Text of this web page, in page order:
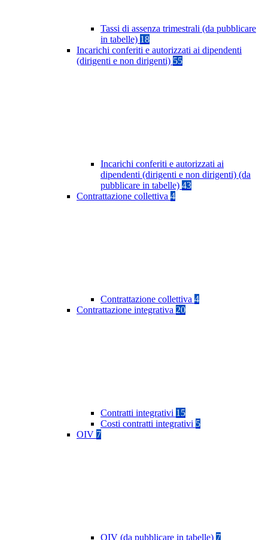
Tassi di assenza trimestrali (da pubblicare
in tabelle) 18
Incarichi conferiti e autorizzati ai dipendenti
(dirigenti e non dirigenti) 55
Incarichi conferiti e autorizzati ai
dipendenti (dirigenti e non dirigenti) (da
pubblicare in tabelle) 43
Contrattazione collettiva 4
Contrattazione collettiva 4
Contrattazione integrativa 20
Contratti integrativi 15
Costi contratti integrativi 5
OIV 7
OIV (da pubblicare in tabelle) 7